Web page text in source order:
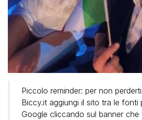
Piccolo reminder: per non
Biccy.it aggiungi il sito tra le fonti
Google cliccando sul banner